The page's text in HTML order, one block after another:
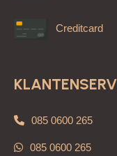
Creditcard
085 0600 265
085 0600 265